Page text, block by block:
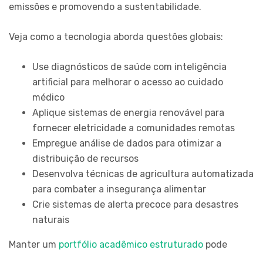
emissões e promovendo a sustentabilidade.
Veja como a tecnologia aborda questões globais:
Use diagnósticos de saúde com inteligência
artificial para melhorar o acesso ao cuidado
médico
Aplique sistemas de energia renovável para
fornecer eletricidade a comunidades remotas
Empregue análise de dados para otimizar a
distribuição de recursos
Desenvolva técnicas de agricultura automatizada
para combater a insegurança alimentar
Crie sistemas de alerta precoce para desastres
naturais
Manter um portfólio acadêmico estruturado pode